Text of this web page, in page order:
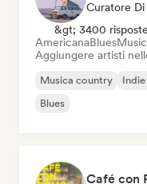
Curatore Di
&gt; 3400
AmericanaBlues
Aggiungere artisti
Musica country
Blues
Café con